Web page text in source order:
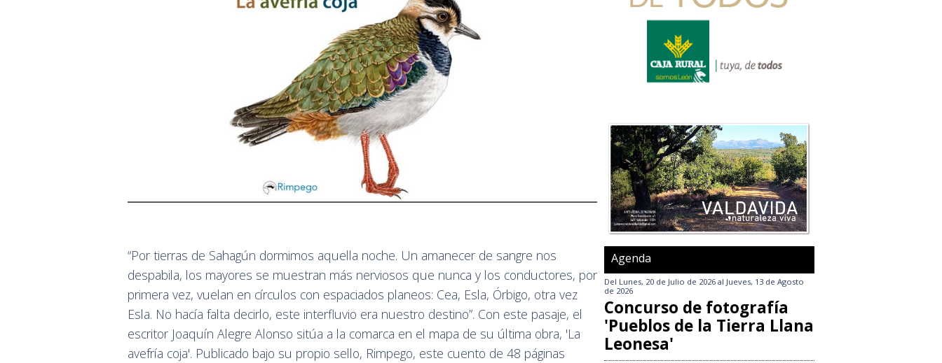
“Por tierras de Sahagún dormimos aquella noche. Un amanecer de sangre nos
despabila, los mayores se muestran más nerviosos que nunca y los conductores, por
primera vez, vuelan en círculos con espaciados planeos: Cea, Esla, Órbigo, otra vez
Esla. No hacía falta decirlo, este interfluvio era nuestro destino”. Con este pasaje, el
escritor Joaquín Alegre Alonso sitúa a la comarca en el mapa de su última obra, 'La
avefría coja'. Publicado bajo su propio sello, Rimpego, este cuento de 48 páginas
Agenda
Del Lunes, 20 de Julio de 2026 al Jueves, 13 de Agosto
de 2026
Concurso de fotografía
'Pueblos de la Tierra Llana
Leonesa'